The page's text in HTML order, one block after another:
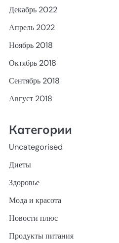
Декабрь 2022
Апрель 2022
Ноябрь 2018
Октябрь 2018
Сентябрь 2018
Август 2018
Категории
Uncategorised
Диеты
Здоровье
Мода и красота
Новости плюс
Продукты питания